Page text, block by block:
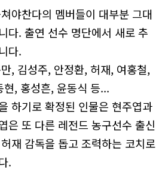
야찬다의 멤버들이 대부분 그대
다. 출연 선수 명단에서 새로 추
다.
, 김성주, 안정환, 허재, 여홍철,
, 홍성흔, 윤동식 등...
하기로 확정된 인물은 현주엽과
은 또 다른 레전드 농구선수 출신
재 감독을 돕고 조력하는 코치로
.